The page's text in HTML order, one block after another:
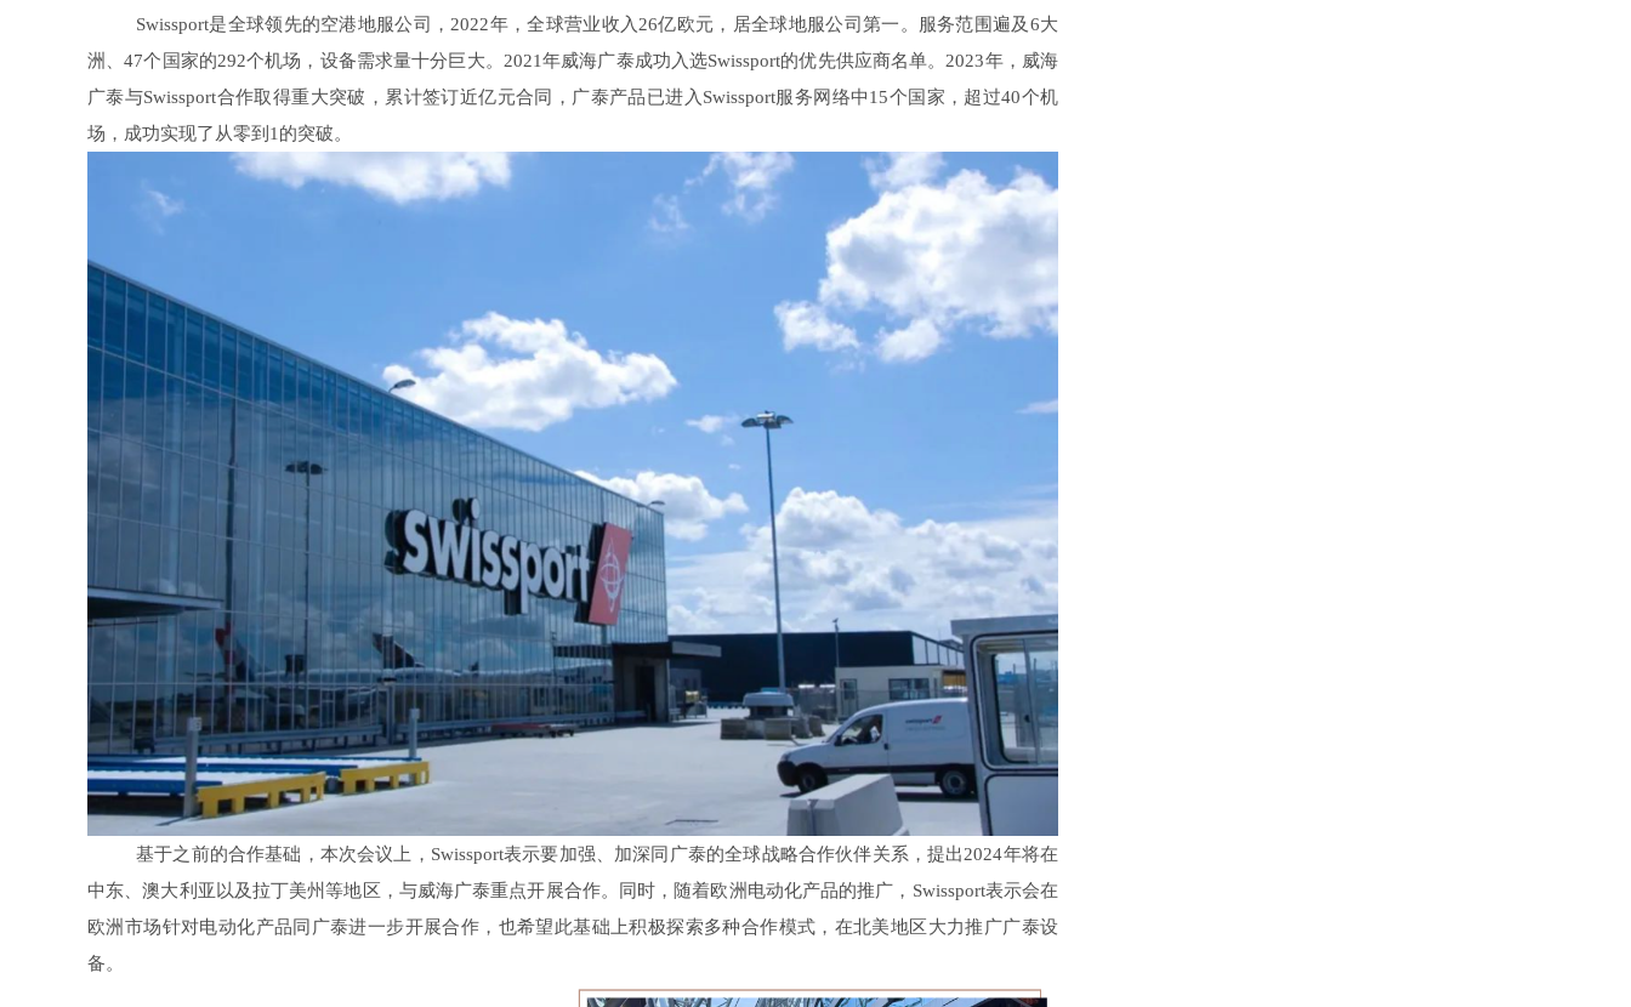
Swissport是全球领先的空港地服公司，2022年，全球营业收入26亿欧元，居全球地服公司第一。服务范围遍及6大
洲、47个国家的292个机场，设备需求量十分巨大。2021年威海广泰成功入选Swissport的优先供应商名单。2023年，威海
广泰与Swissport合作取得重大突破，累计签订近亿元合同，广泰产品已进入Swissport服务网络中15个国家，超过40个机
场，成功实现了从零到1的突破。
基于之前的合作基础，本次会议上，Swissport表示要加强、加深同广泰的全球战略合作伙伴关系，提出2024年将在
中东、澳大利亚以及拉丁美州等地区，与威海广泰重点开展合作。同时，随着欧洲电动化产品的推广，Swissport表示会在
欧洲市场针对电动化产品同广泰进一步开展合作，也希望此基础上积极探索多种合作模式，在北美地区大力推广广泰设
备。